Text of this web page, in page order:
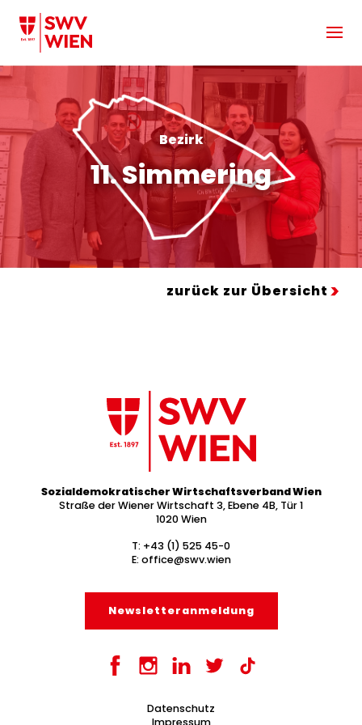
Zum Hauptinhalt springen
Bezirk
11. Simmering
zurück zur Übersicht
Sozialdemokratischer Wirtschaftsverband Wien
Straße der Wiener Wirtschaft 3, Ebene 4B, Tür 1
1020 Wien
T: +43 (1) 525 45-0
E: office@swv.wien
Newsletter­anmeldung
Datenschutz
Impressum